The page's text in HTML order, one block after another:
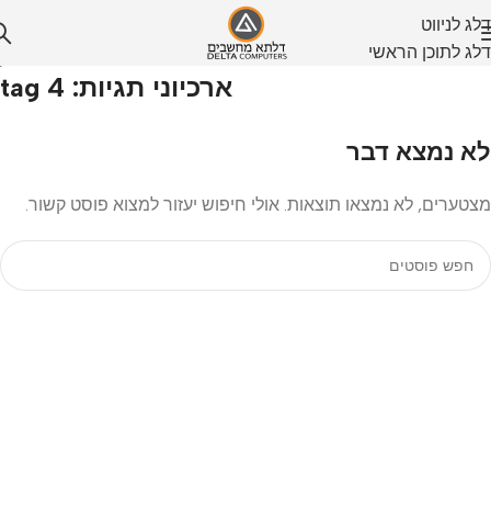
דלג לניווט
דלג לתוכן הראשי
ארכיוני תגיות: tag 4
לא נמצא דבר
מצטערים, לא נמצאו תוצאות. אולי חיפוש יעזור למצוא פוסט קשור.